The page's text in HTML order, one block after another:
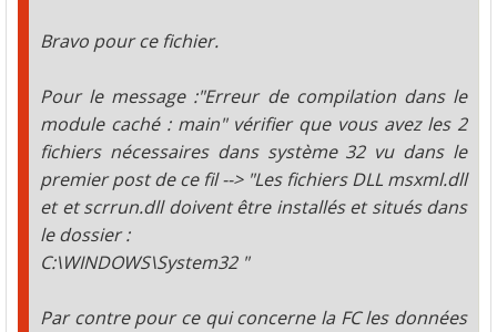
Bravo pour ce fichier.
Pour le message :"Erreur de compilation dans le
module caché : main" vérifier que vous avez les 2
fichiers nécessaires dans système 32 vu dans le
premier post de ce fil --> "Les fichiers DLL msxml.dll
et et scrrun.dll doivent être installés et situés dans
le dossier :
C:\WINDOWS\System32 "
Par contre pour ce qui concerne la FC les données